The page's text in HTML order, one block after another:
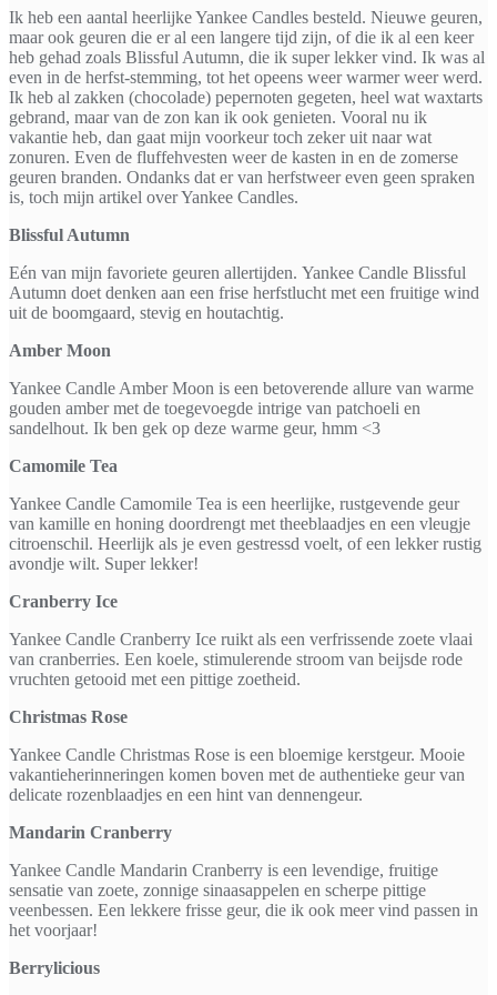
Ik heb een aantal heerlijke Yankee Candles besteld. Nieuwe geuren,
maar ook geuren die er al een langere tijd zijn, of die ik al een keer
heb gehad zoals Blissful Autumn, die ik super lekker vind. Ik was al
even in de herfst-stemming, tot het opeens weer warmer weer werd.
Ik heb al zakken (chocolade) pepernoten gegeten, heel wat waxtarts
gebrand, maar van de zon kan ik ook genieten. Vooral nu ik
vakantie heb, dan gaat mijn voorkeur toch zeker uit naar wat
zonuren. Even de fluffehvesten weer de kasten in en de zomerse
geuren branden. Ondanks dat er van herfstweer even geen spraken
is, toch mijn artikel over Yankee Candles.
Blissful Autumn
Eén van mijn favoriete geuren allertijden. Yankee Candle Blissful
Autumn doet denken aan een frise herfstlucht met een fruitige wind
uit de boomgaard, stevig en houtachtig.
Amber Moon
Yankee Candle Amber Moon is een betoverende allure van warme
gouden amber met de toegevoegde intrige van patchoeli en
sandelhout. Ik ben gek op deze warme geur, hmm <3
Camomile Tea
Yankee Candle Camomile Tea is een heerlijke, rustgevende geur
van kamille en honing doordrengt met theeblaadjes en een vleugje
citroenschil. Heerlijk als je even gestressd voelt, of een lekker rustig
avondje wilt. Super lekker!
Cranberry Ice
Yankee Candle Cranberry Ice ruikt als een verfrissende zoete vlaai
van cranberries. Een koele, stimulerende stroom van beijsde rode
vruchten getooid met een pittige zoetheid.
Christmas Rose
Yankee Candle Christmas Rose is een bloemige kerstgeur. Mooie
vakantieherinneringen komen boven met de authentieke geur van
delicate rozenblaadjes en een hint van dennengeur.
Mandarin Cranberry
Yankee Candle Mandarin Cranberry is een levendige, fruitige
sensatie van zoete, zonnige sinaasappelen en scherpe pittige
veenbessen. Een lekkere frisse geur, die ik ook meer vind passen in
het voorjaar!
Berrylicious